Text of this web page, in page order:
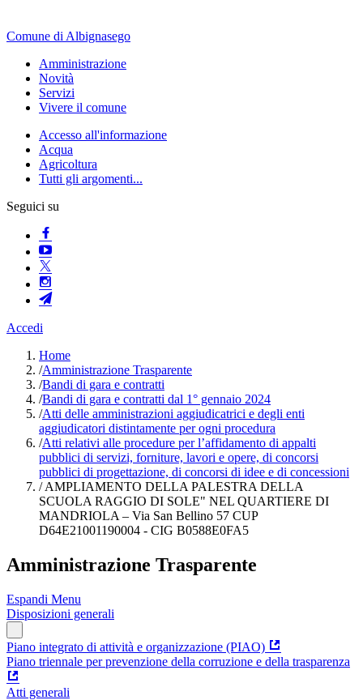
Comune di Albignasego
Amministrazione
Novità
Servizi
Vivere il comune
Accesso all'informazione
Acqua
Agricoltura
Tutti gli argomenti...
Seguici su
Accedi
Home
/Amministrazione Trasparente
/Bandi di gara e contratti
/Bandi di gara e contratti dal 1° gennaio 2024
/Atti delle amministrazioni aggiudicatrici e degli enti
aggiudicatori distintamente per ogni procedura
/Atti relativi alle procedure per l’affidamento di appalti
pubblici di servizi, forniture, lavori e opere, di concorsi
pubblici di progettazione, di concorsi di idee e di concessioni
/AMPLIAMENTO DELLA PALESTRA DELLA
SCUOLA RAGGIO DI SOLE" NEL QUARTIERE DI
MANDRIOLA – Via San Bellino 57 CUP
D64E21001190004 - CIG B0588E0FA5
Amministrazione Trasparente
Espandi Menu
Disposizioni generali
Piano integrato di attività e organizzazione (PIAO)
Piano triennale per prevenzione della corruzione e della trasparenza
Atti generali